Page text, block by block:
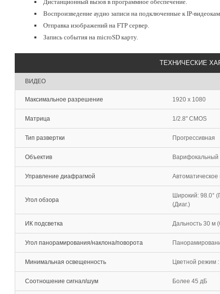
Дистанционный вызов в программное обеспечение.
Воспроизведение аудио записи на подключенные к IP-
Отправка изображений на FTP сервер.
Запись события на microSD карту.
ТЕХНИЧЕСКИЕ
ВИДЕО
Максимальное разрешение 1920 x 1080
Матрица 1/2.8" CMOS
Тип развертки Прогрессивная
Объектив Варифокальный
Управление диафрагмой Автоматическое
Угол обзора
Широкий: 98.0°
(Диаг.)
ИК подсветка Дальность 30 м
Угол панорамирования/наклона/поворота
Минимальная освещенность Цветной режим
Соотношение сигнал/шум Более 45 дБ